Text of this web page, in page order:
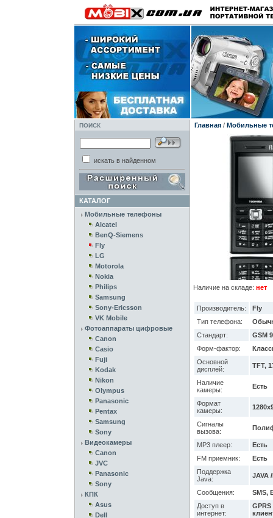
ПОИСК
искать в найденном
КАТАЛОГ
Мобильные телефоны
Alcatel
BenQ-Siemens
Fly
LG
Motorola
Nokia
Philips
Samsung
Sony-Ericsson
VK Mobile
Фотоаппараты цифровые
Canon
Casio
Fuji
Kodak
Nikon
Olympus
Panasonic
Pentax
Samsung
Sony
Видеокамеры
Canon
JVC
Panasonic
Sony
КПК
Asus
Dell
Главная/ Мобильные
Наличие на складе: нет
Производитель:
Fly
Тип телефона:
Стандарт:
GSM
Форм-фактор:
Основной
дисплей:
TFT,
Наличие
камеры:
Есть
Формат
камеры:
Сигналы
вызова:
MP3 плеер:
Есть
FM приемник:
Есть
Поддержка
Java:
JAVA
Сообщения:
SMS,
Доступ в
интернет:
GPRS